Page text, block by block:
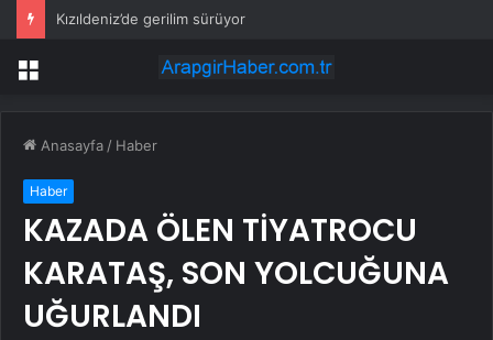
Kızıldeniz’de gerilim sürüyor
Menü
Anasayfa / Haber
Haber
KAZADA ÖLEN TİYATROCU
KARATAŞ, SON YOLCUĞUNA
UĞURLANDI